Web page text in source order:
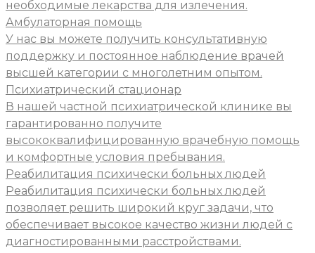
необходимые лекарства для излечения.
Амбулаторная помощь
У нас вы можете получить консультативную
поддержку и постоянное наблюдение врачей
высшей категории с многолетним опытом.
Психиатрический стационар
В нашей частной психиатрической клинике вы
гарантированно получите
высококвалифицированную врачебную помощь
и комфортные условия пребывания.
Реабилитация психически больных людей
Реабилитация психически больных людей
позволяет решить широкий круг задачи, что
обеспечивает высокое качество жизни людей с
диагностированными расстройствами.